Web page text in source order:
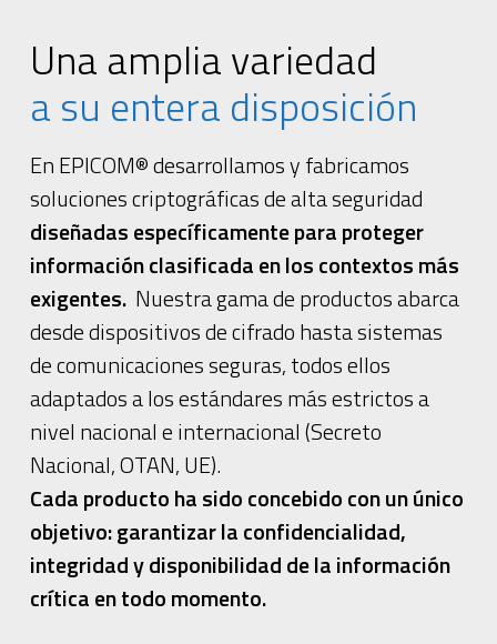
Una amplia variedad
a su entera disposición
En EPICOM® desarrollamos y fabricamos
soluciones criptográficas de alta seguridad
diseñadas específicamente para proteger
información clasificada en los contextos más
exigentes. Nuestra gama de productos abarca
desde dispositivos de cifrado hasta sistemas
de comunicaciones seguras, todos ellos
adaptados a los estándares más estrictos a
nivel nacional e internacional (Secreto
Nacional, OTAN, UE).
Cada producto ha sido concebido con un único
objetivo: garantizar la confidencialidad,
integridad y disponibilidad de la información
crítica en todo momento.